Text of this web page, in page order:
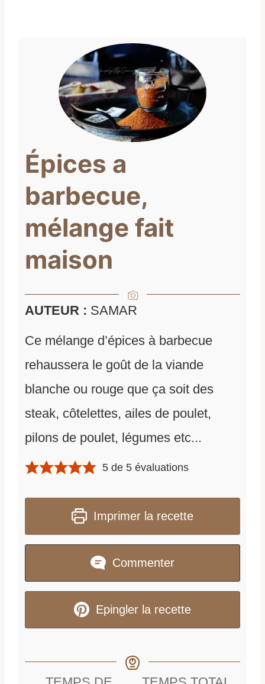
Épices a
barbecue,
mélange fait
maison
AUTEUR : SAMAR
Ce mélange d’épices à barbecue
rehaussera le goût de la viande
blanche ou rouge que ça soit des
steak, côtelettes, ailes de poulet,
pilons de poulet, légumes etc...
5 de 5 évaluations
Imprimer la recette
Commenter
Epingler la recette